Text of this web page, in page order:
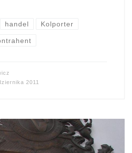
handel Kolporter
2011